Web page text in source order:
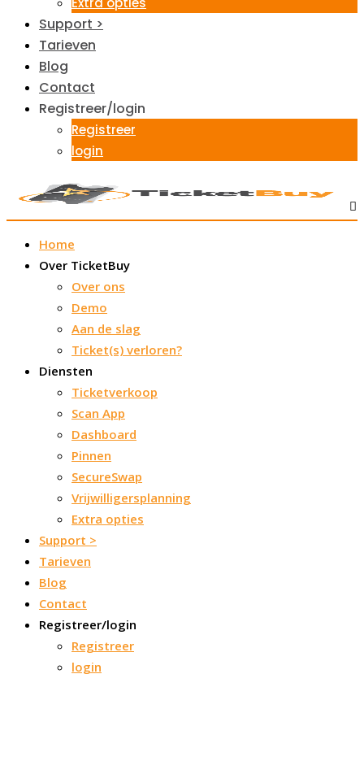
Support >
Tarieven
Blog
Contact
Registreer/login
Registreer
login
Home
Over TicketBuy
Over ons
Demo
Aan de slag
Ticket(s) verloren?
Diensten
Ticketverkoop
Scan App
Dashboard
Pinnen
SecureSwap
Vrijwilligersplanning
Extra opties
Support >
Tarieven
Blog
Contact
Registreer/login
Registreer
login